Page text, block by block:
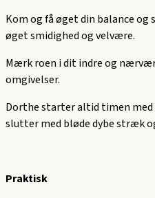
Kom og få øget din balance
øget smidighed og velvære.
Mærk roen i dit indre og
omgivelser.
Dorthe starter altid timen
slutter med bløde dybe stræk
Praktisk